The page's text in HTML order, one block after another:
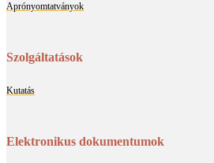
Aprónyomtatványok
Szolgáltatások
Kutatás
Elektronikus dokumentumok